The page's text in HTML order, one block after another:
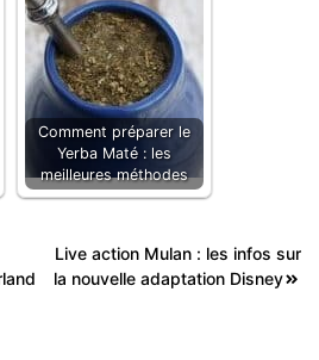
Comment préparer le
Yerba Maté : les
meilleures méthodes
Live action Mulan : les infos sur
la nouvelle adaptation Disney